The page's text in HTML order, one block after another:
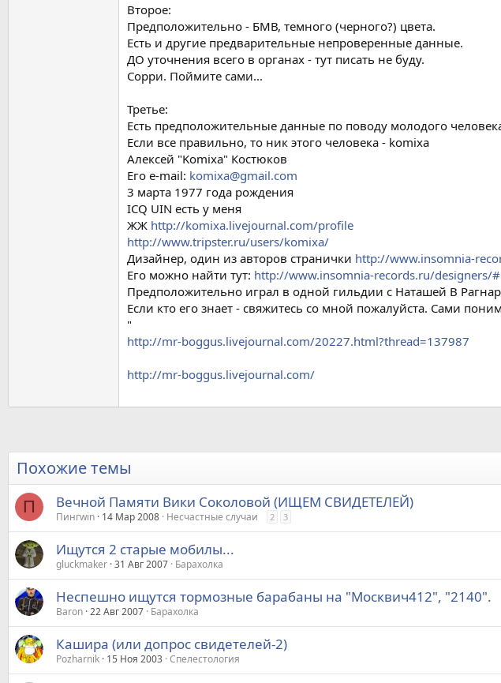
Второе:
Предположительно - БМВ, темного (черного?) цвета.
Есть и другие предварительные непроверенные данные.
ДО уточнения всего в органах - тут писать не буду.
Сорри. Поймите сами...
Третье:
Есть предположительные данные по поводу молодого
Если все правильно, то ник этого человека - komixa
Алексей "Komixa" Костюков
Его e-mail: komixa@gmail.com
3 марта 1977 года рождения
ICQ UIN есть у меня
ЖЖ http://komixa.livejournal.com/profile
http://www.tripster.ru/users/komixa/
Дизайнер, один из авторов странички http://www.insomnia-
Его можно найти тут: http://www.insomnia-records.ru/designers/#
Предположительно играл в одной гильдии с Наташей В
Если кто его знает - свяжитесь со мной пожалуйста. Сами
"
http://mr-boggus.livejournal.com/20227.html?thread=137987
http://mr-boggus.livejournal.com/
Похожие темы
П Вечной Памяти Вики Соколовой (ИЩЕМ СВИДЕТЕЛЕЙ)
Пингwin 14 Мар 2008 Несчастные случаи 2 3
Ищутся 2 старые мобилы...
gluckmaker 31 Авг 2007 Барахолка
Неспешно ищутся тормозные барабаны на "Москвич412", "2140".
Baron 22 Авг 2007 Барахолка
Кашира (или допрос свидетелей-2)
Pozharnik 15 Ноя 2003 Спелестология